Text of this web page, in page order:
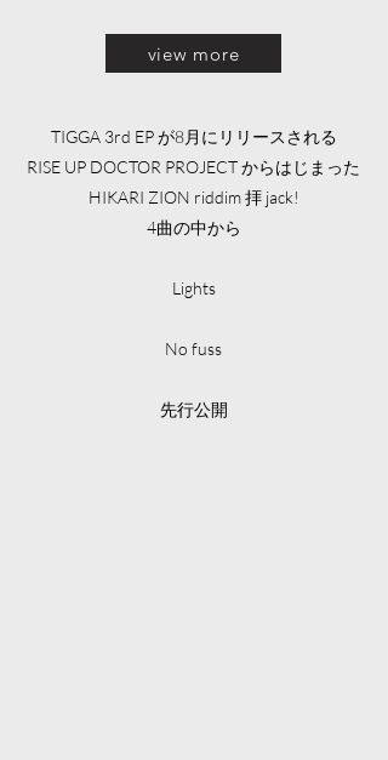
view more
TIGGA 3rd EP が8月にリリースされる
RISE UP DOCTOR PROJECT からはじまった
HIKARI ZION riddim 拝 jack!
4曲の中から
Lights
No fuss
​先行公開